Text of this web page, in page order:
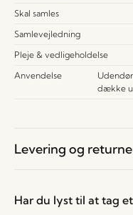
Skal samles
Samlevejledning
Pleje & vedligeholdelse
Anvendelse
dække
Levering og
Har du lyst til at tag